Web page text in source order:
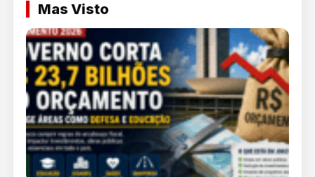
Mas Visto